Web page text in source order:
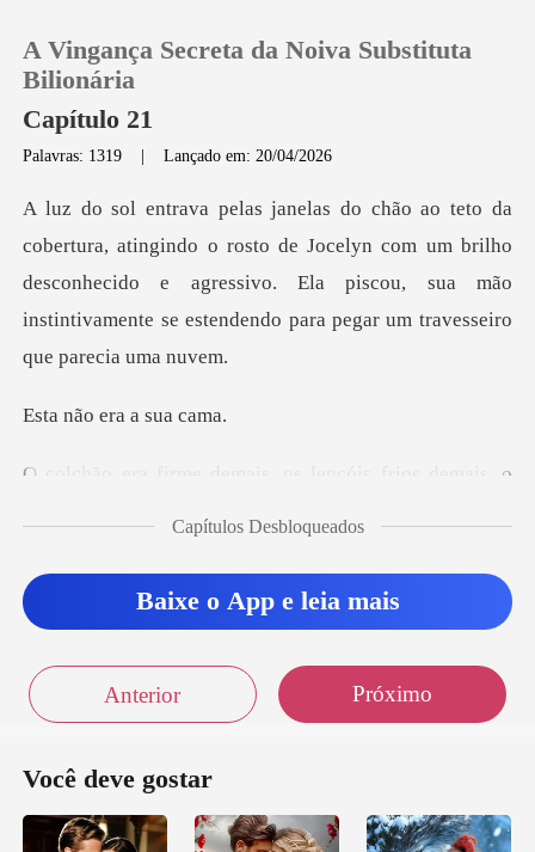
Loja
Histórico
A Vingança Secreta da Noiva Substituta
Bilionária
Capítulo 21
Palavras: 1319 |Lançado em: 20/04/2026
rosto de Jocelyn com um brilho
desconhecido e agressivo. Ela piscou, sua mão
era a s
lençóis frios demais, o
Capítulos Desbloqueados
Baixe o App e leia mais
Anterior Próximo
Você deve gostar